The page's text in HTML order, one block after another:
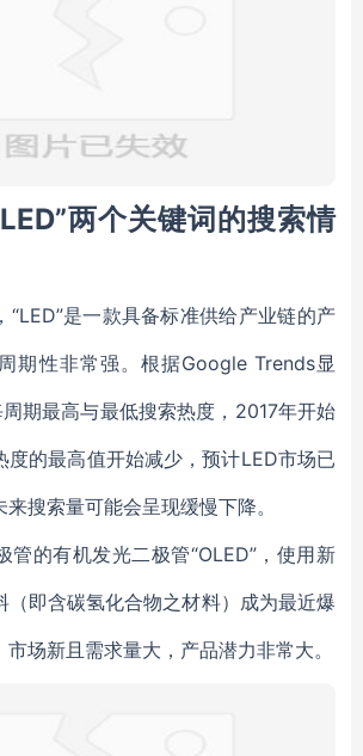
两个关键词的搜索情
“LED”是一款具备标准供给产业链的产
期性非常强。根据Google Trends显
周期最高与最低搜索热度，2017年开始
度的最高值开始减少，预计LED市场已
搜索量可能会呈现缓慢下降。
管的有机发光二极管“OLED”，使用新
（即含碳氢化合物之材料）成为最近爆
场新且需求量大，产品潜力非常大。